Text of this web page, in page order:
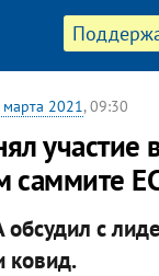
2021, 09:30
участие
саммите
с
ковид.